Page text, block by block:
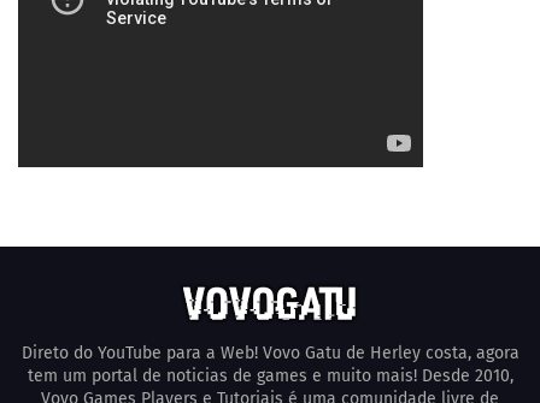
Direto do YouTube para a Web! Vovo Gatu de Herley costa, agora
tem um portal de noticias de games e muito mais! Desde 2010,
Vovo Games Players e Tutoriais é uma comunidade livre de